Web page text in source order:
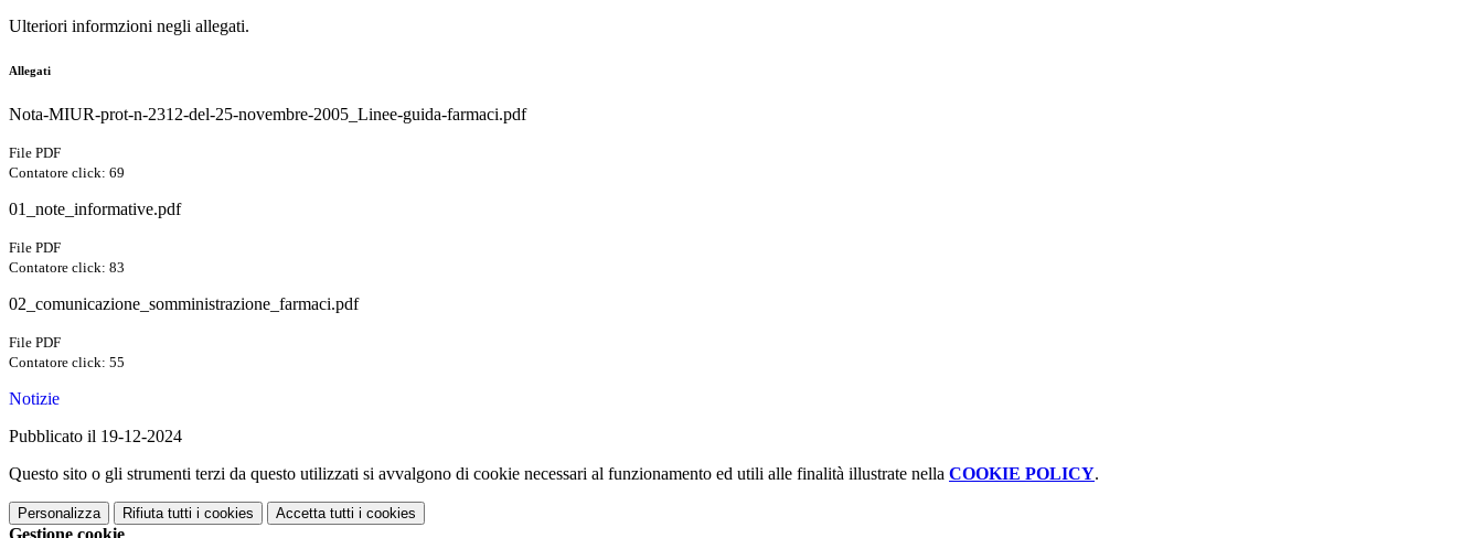
Ulteriori informzioni negli allegati.
Allegati
Nota-MIUR-prot-n-2312-del-25-novembre-2005_Linee-guida-farmaci.pdf
File PDF
Contatore click: 69
01_note_informative.pdf
File PDF
Contatore click: 83
02_comunicazione_somministrazione_farmaci.pdf
File PDF
Contatore click: 55
Notizie
Pubblicato il 19-12-2024
Questo sito o gli strumenti terzi da questo utilizzati si avvalgono di cookie necessari al funzionamento ed utili alle finalità illustrate nella COOKIE POLICY.
Personalizza Rifiuta tutti i cookies Accetta tutti i cookies
Gestione cookie